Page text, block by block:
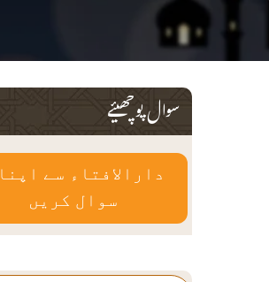
سوال پوچھیئے
دارالافتاء سے اپنا
سوال کریں